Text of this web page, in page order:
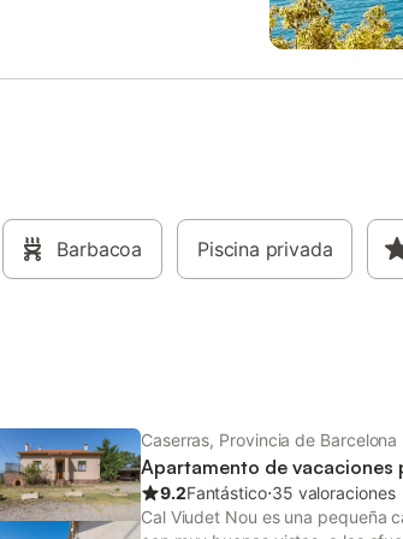
el uso del agua del grifo.
anfitrión puede
granja cercana
con los
bicicletas, ping
uso exclusivo,
Hay una plaza
disponible en
Barbacoa Piscina privada
Caserras, Provincia de Barcelona
Apartamento de vacaciones
9.2Fantástico⋅35 valoraciones
Cal Viudet Nou es una pequeña